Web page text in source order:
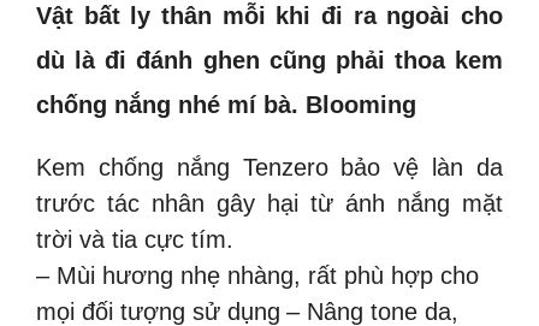
Vật bất ly thân mỗi khi đi ra ngoài cho
dù là đi đánh ghen cũng phải thoa kem
chống nắng nhé mí bà. Blooming
Kem chống nắng Tenzero bảo vệ làn da
trước tác nhân gây hại từ ánh nắng mặt
trời và tia cực tím.
– Mùi hương nhẹ nhàng, rất phù hợp cho
mọi đối tượng sử dụng – Nâng tone da,